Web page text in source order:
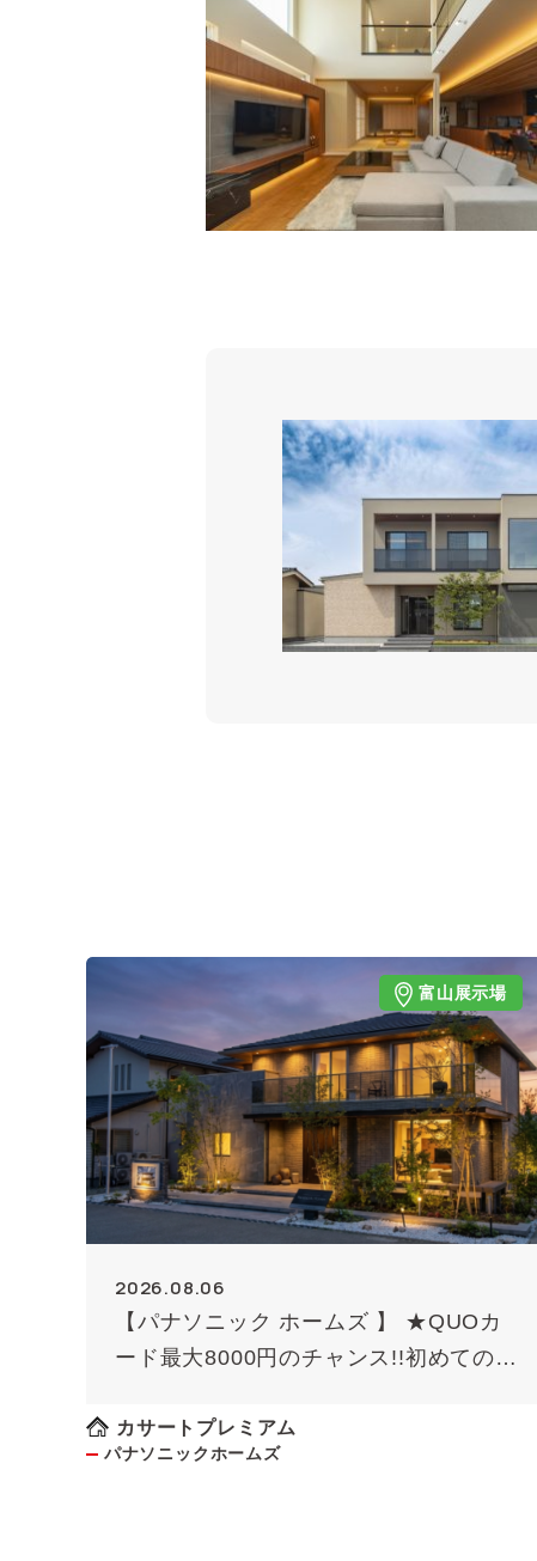
富山展示場
2026.08.06
【パナソニック ホームズ 】 ★QUOカ
ード最大8000円のチャンス!!初めての方
カサートプレミアム
パナソニックホームズ